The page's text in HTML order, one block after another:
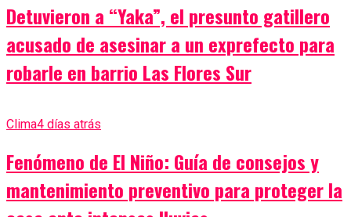
Detuvieron a “Yaka”, el presunto gatillero
acusado de asesinar a un exprefecto para
robarle en barrio Las Flores Sur
Clima4 días atrás
Fenómeno de El Niño: Guía de consejos y
mantenimiento preventivo para proteger la